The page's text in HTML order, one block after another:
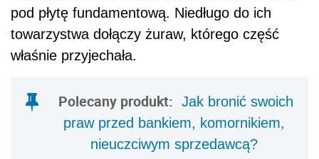
pod płytę fundamentową. Niedługo do ich
towarzystwa dołączy żuraw, którego część
właśnie przyjechała.
Polecany produkt:
Jak bronić swoich
praw przed bankiem, komornikiem,
nieuczciwym sprzedawcą?